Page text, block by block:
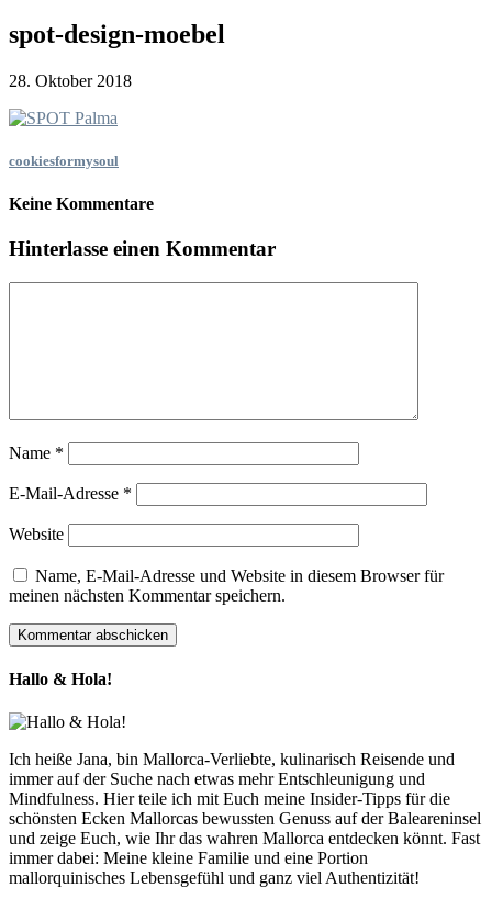
spot-design-moebel
28. Oktober 2018
cookiesformysoul
Keine Kommentare
Hinterlasse einen Kommentar
Name *
E-Mail-Adresse *
Website
Name, E-Mail-Adresse und Website in diesem Browser für
meinen nächsten Kommentar speichern.
Hallo & Hola!
Ich heiße Jana, bin Mallorca-Verliebte, kulinarisch Reisende und
immer auf der Suche nach etwas mehr Entschleunigung und
Mindfulness. Hier teile ich mit Euch meine Insider-Tipps für die
schönsten Ecken Mallorcas bewussten Genuss auf der Baleareninsel
und zeige Euch, wie Ihr das wahren Mallorca entdecken könnt. Fast
immer dabei: Meine kleine Familie und eine Portion
mallorquinisches Lebensgefühl und ganz viel Authentizität!